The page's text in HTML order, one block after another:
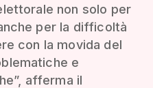
non solo per
per la difficoltà
con la movida del
e
afferma il